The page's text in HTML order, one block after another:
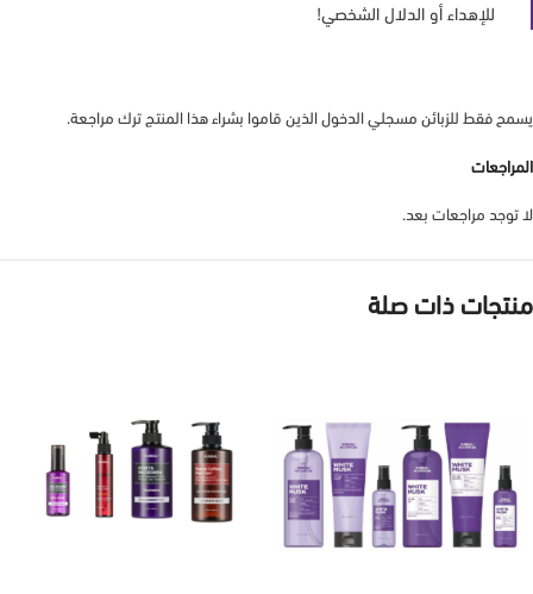
للإهداء أو الدلال الشخصي!
المراجعات
لا توجد مراجعات بعد.
يسمح فقط للزبائن مسجلي الدخول الذين قاموا بشراء هذا المنتج ترك مراجعة.
منتجات ذات صلة